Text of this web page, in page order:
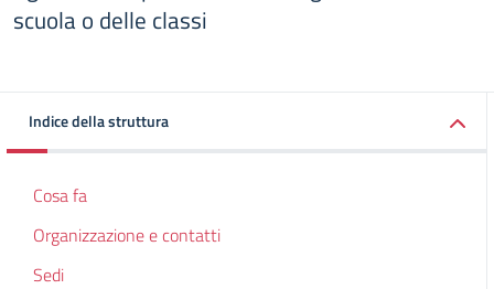
scuola o delle classi
Indice della struttura
Cosa fa
Organizzazione e contatti
Sedi